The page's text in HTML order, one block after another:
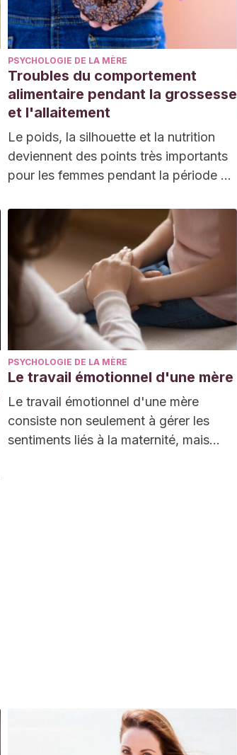
PSYCHOLOGIE DE LA MÈRE
Troubles du comportement
alimentaire pendant la grossesse
et l'allaitement
Le poids, la silhouette et la nutrition
deviennent des points très importants
pour les femmes pendant la période de
PSYCHOLOGIE DE LA MÈRE
Le travail émotionnel d'une mère
Le travail émotionnel d'une mère
consiste non seulement à gérer les
sentiments liés à la maternité, mais